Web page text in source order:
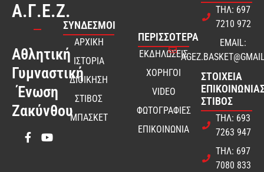
Α.Γ.Ε.Ζ.
Αθλητική
Γυμναστική
Ένωση
Ζακύνθου
ΣΎΝΔΕΣΜΟΙ
ΑΡΧΙΚΗ
ΙΣΤΟΡΙΑ
ΔΙΟΙΚΗΣΗ
ΣΤΙΒΟΣ
ΜΠΑΣΚΕΤ
ΠΕΡΙΣΣΟΤΕΡΑ
ΕΚΔΗΛΩΣΕΙΣ
ΧΟΡΗΓΟΙ
VIDEO
ΦΩΤΟΓΡΑΦΙΕΣ
ΕΠΙΚΟΙΝΩΝΙΑ
ΤΗΛ: 697
7210 972
EMAIL:
ΣΤΟΙΧΕΊΑ
ΣΤΊΒΟΣ
ΤΗΛ: 693
7263 947
ΤΗΛ: 697
7080 833